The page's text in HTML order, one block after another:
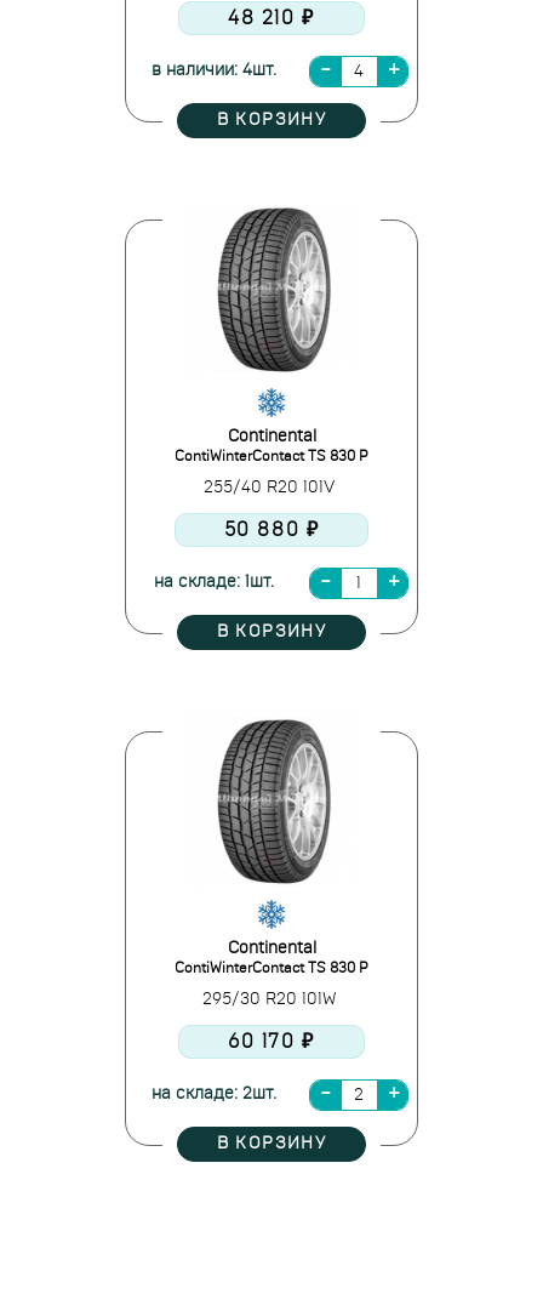
48 210 ₽
в наличии: 4шт.
В КОРЗИНУ
Continental
ContiWinterContact TS 830 P
255/40 R20 101V
50 880 ₽
на складе: 1шт.
В КОРЗИНУ
Continental
ContiWinterContact TS 830 P
295/30 R20 101W
60 170 ₽
на складе: 2шт.
В КОРЗИНУ